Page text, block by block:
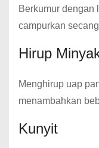
Berkumur dengan
campurkan
Hirup
Menghirup uap
menambahkan
Kunyit